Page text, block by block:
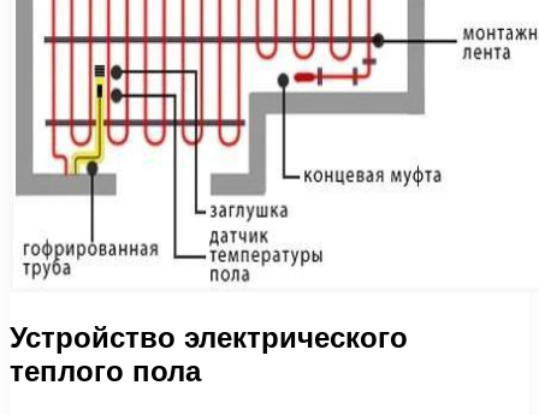
Устройство электрического
теплого пола